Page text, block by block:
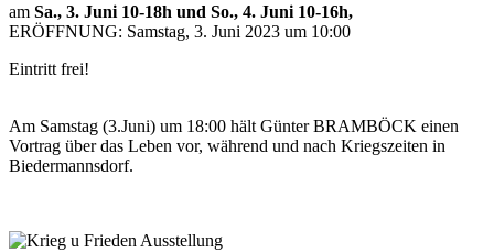
am Sa., 3. Juni 10-18h und So., 4. Juni 10-16h,
ERÖFFNUNG: Samstag, 3. Juni 2023 um 10:00
Eintritt frei!
Am Samstag (3.Juni) um 18:00 hält Günter BRAMBÖCK einen
Vortrag über das Leben vor, während und nach Kriegszeiten in
Biedermannsdorf.